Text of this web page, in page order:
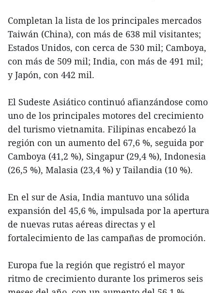
Completan la lista de los principales mercados
Taiwán (China), con más de 638 mil visitantes;
Estados Unidos, con cerca de 530 mil; Camboya,
con más de 509 mil; India, con más de 491 mil;
y Japón, con 442 mil.
El Sudeste Asiático continuó afianzándose como
uno de los principales motores del crecimiento
del turismo vietnamita. Filipinas encabezó la
región con un aumento del 67,6 %, seguida por
Camboya (41,2 %), Singapur (29,4 %), Indonesia
(26,5 %), Malasia (23,4 %) y Tailandia (10 %).
En el sur de Asia, India mantuvo una sólida
expansión del 45,6 %, impulsada por la apertura
de nuevas rutas aéreas directas y el
fortalecimiento de las campañas de promoción.
Europa fue la región que registró el mayor
ritmo de crecimiento durante los primeros seis